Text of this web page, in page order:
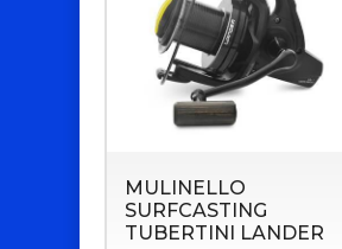
MULINELLO
SURFCASTING
TUBERTINI LANDER